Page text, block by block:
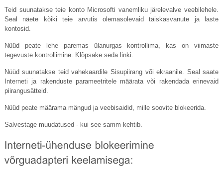
Teid suunatakse teie konto Microsofti vanemliku järelevalve veebilehele.
Seal näete kõiki teie arvutis olemasolevaid täiskasvanute ja laste
kontosid.
Nüüd peate lehe paremas ülanurgas kontrollima, kas on viimaste
tegevuste kontrollimine. Klõpsake seda linki.
Nüüd suunatakse teid vahekaardile Sisupiirang või ekraanile. Seal saate
Interneti ja rakenduste parameetritele määrata või rakendada erinevaid
piirangusätteid.
Nüüd peate määrama mängud ja veebisaidid, mille soovite blokeerida.
Salvestage muudatused - kui see samm kehtib.